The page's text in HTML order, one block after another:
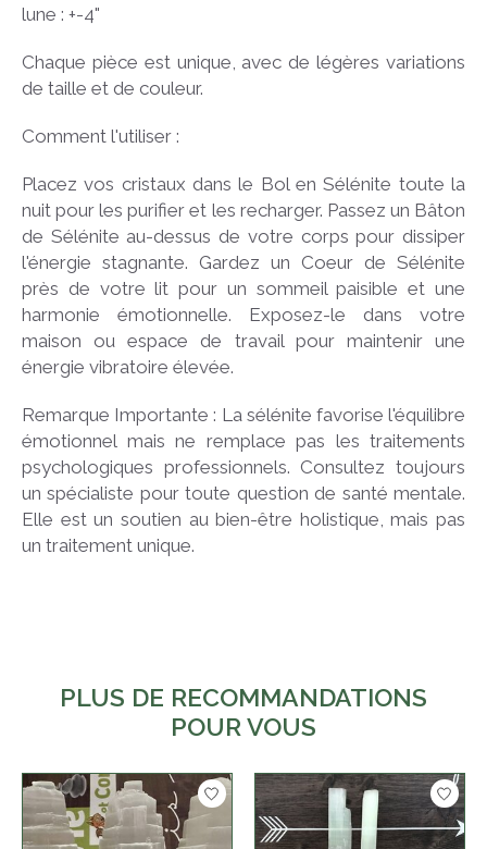
lune : +-4"
Chaque pièce est unique, avec de légères variations
de taille et de couleur.
Comment l'utiliser :
Placez vos cristaux dans le Bol en Sélénite toute la
nuit pour les purifier et les recharger. Passez un Bâton
de Sélénite au-dessus de votre corps pour dissiper
l'énergie stagnante. Gardez un Coeur de Sélénite
près de votre lit pour un sommeil paisible et une
harmonie émotionnelle. Exposez-le dans votre
maison ou espace de travail pour maintenir une
énergie vibratoire élevée.
Remarque Importante : La sélénite favorise l'équilibre
émotionnel mais ne remplace pas les traitements
psychologiques professionnels. Consultez toujours
un spécialiste pour toute question de santé mentale.
Elle est un soutien au bien-être holistique, mais pas
un traitement unique.
PLUS DE RECOMMANDATIONS
POUR VOUS
Articles du carrousel de produits